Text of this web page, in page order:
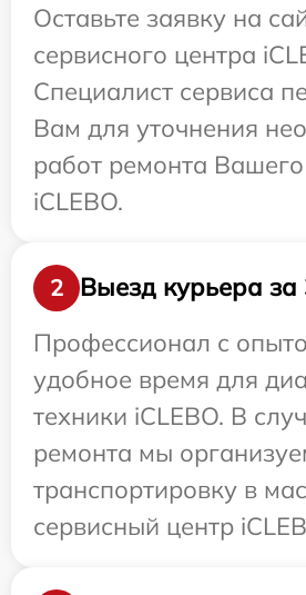
Оставьте заявку на
сервисного центра
Специалист сервиса
Вам для уточнения
работ ремонта Вашего
iCLEBO.
2
Выезд курьера за
Профессионал с
удобное время для
техники iCLEBO. В
ремонта мы
транспортировку в
сервисный центр